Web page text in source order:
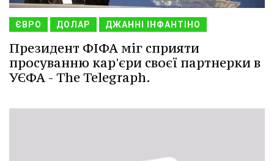
ЄВРО ДОЛАР ДЖАННІ ІНФАНТІНО
Президент ФІФА міг сприяти
просуванню кар'єри своєї партнерки в
УЄФА - The Telegraph.